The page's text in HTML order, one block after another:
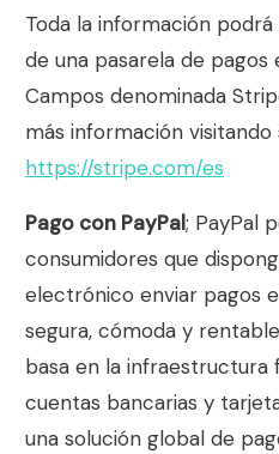
Toda la información
de una pasarela de pagos
Campos denominada
más información visitando
https://stripe.com/es
Pago con PayPal; PayPal
consumidores que
electrónico enviar pagos
segura, cómoda y
basa en la infraestructura
cuentas bancarias y
una solución global de